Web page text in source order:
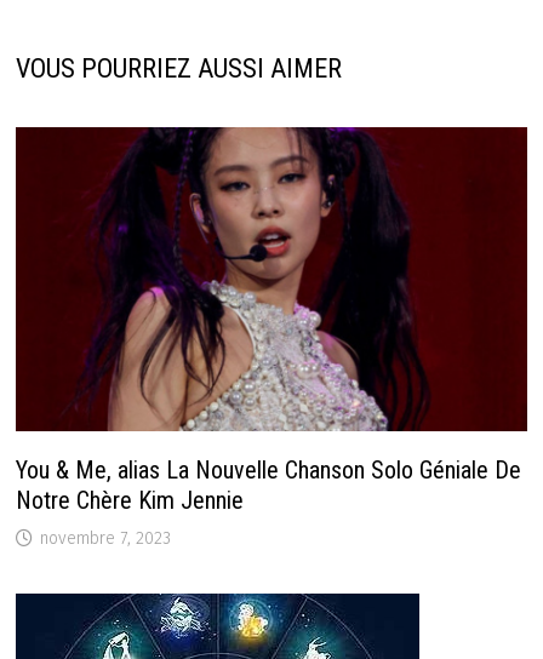
VOUS POURRIEZ AUSSI AIMER
You & Me, alias La Nouvelle Chanson Solo Géniale De
Notre Chère Kim Jennie
novembre 7, 2023